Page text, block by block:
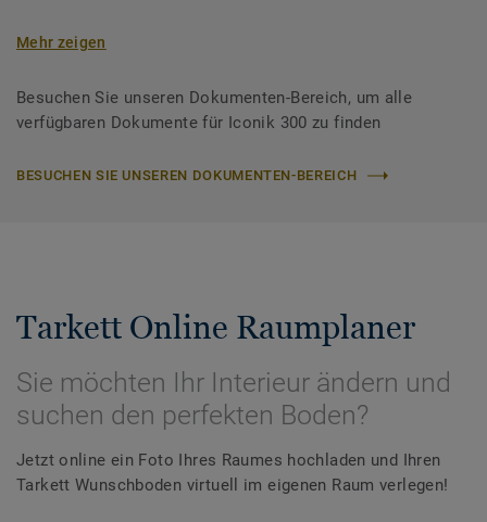
Mehr zeigen
Besuchen Sie unseren Dokumenten-Bereich, um alle
verfügbaren Dokumente für Iconik 300 zu finden
BESUCHEN SIE UNSEREN DOKUMENTEN-BEREICH
Tarkett Online Raumplaner
Sie möchten Ihr Interieur ändern und
suchen den perfekten Boden?
Jetzt online ein Foto Ihres Raumes hochladen und Ihren
Tarkett Wunschboden virtuell im eigenen Raum verlegen!